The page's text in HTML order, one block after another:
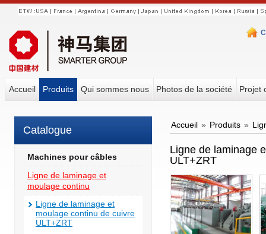
Accueil Produits Qui sommes nous Photos de la société Projet
Catalogue
Machines pour câbles
Ligne de laminage et
moulage continu
Ligne de laminage et
moulage continu de cuivre
ULT+ZRT
Accueil » Produits »
Ligne de laminage
ULT+ZRT